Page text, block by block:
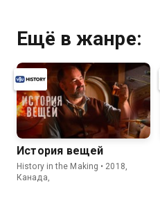
Ещё в жанре:
История вещей
History in the Making • 2018,
Канада,